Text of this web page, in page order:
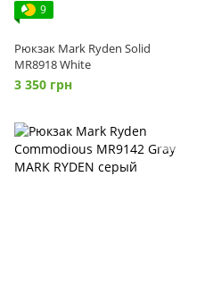
9
Рюкзак Mark Ryden Solid
MR8918 White
3 350 грн